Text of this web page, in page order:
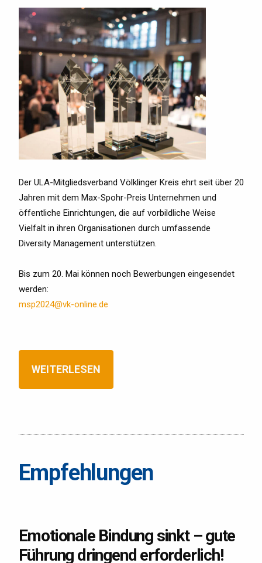
Der ULA-Mitgliedsverband Völklinger Kreis ehrt seit über 20
Jahren mit dem Max-Spohr-Preis Unternehmen und
öffentliche Einrichtungen, die auf vorbildliche Weise
Vielfalt in ihren Organisationen durch umfassende
Diversity Management unterstützen.
Bis zum 20. Mai können noch Bewerbungen eingesendet
werden:
msp2024@vk-online.de
WEITERLESEN
Empfehlungen
Emotionale Bindung sinkt – gute
Führung dringend erforderlich!